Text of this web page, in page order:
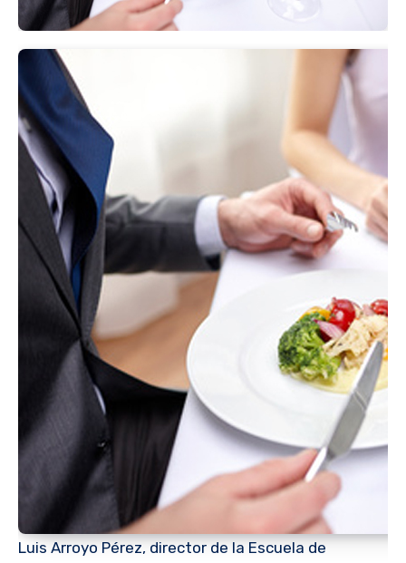
Luis Arroyo Pérez, director de la Escuela de